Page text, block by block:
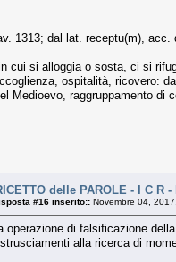
1313; dal lat. receptu(m), acc.
cui si alloggia o sosta, ci si
ospitalità, ricovero:
Medioevo, raggruppamento di
delle PAROLE - I C R
#16 inserito:: Novembre 04,
operazione di falsificazione
alla ricerca di